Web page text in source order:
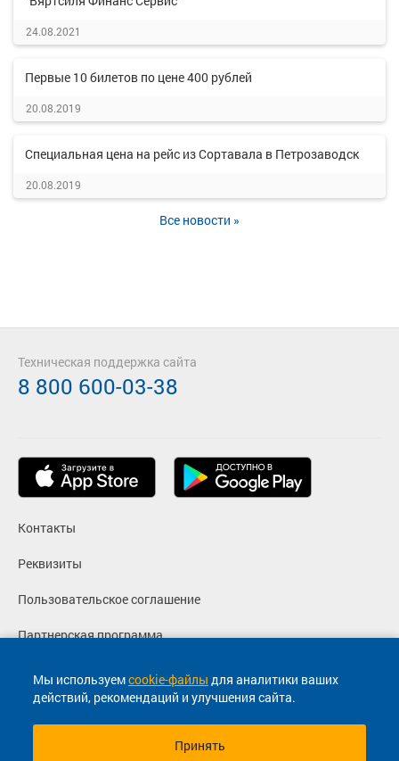
24.08.2021
Первые 10 билетов по цене 400 рублей
20.08.2019
Специальная цена на рейс из Сортавала в Петрозаводск
20.08.2019
Все новости »
Мы используемcookie-файлы для аналитики ваших
действий, рекомендаций и улучшения сайта.
Принять
Контакты
Реквизиты
Пользовательское соглашение
Партнерская программа
Политика конфиденциальности
Согласие на маркетинговые сообщения
Техническая поддержка сайта
8 800 600-03-38